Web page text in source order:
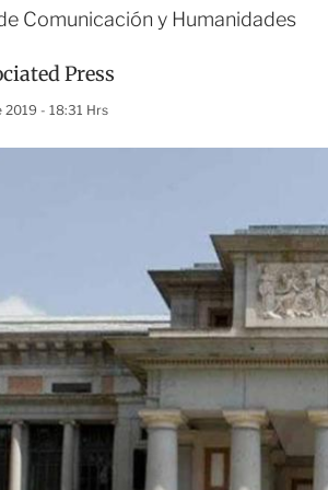
Comunicación y Humanidades
Press
2019 - 18:31 Hrs